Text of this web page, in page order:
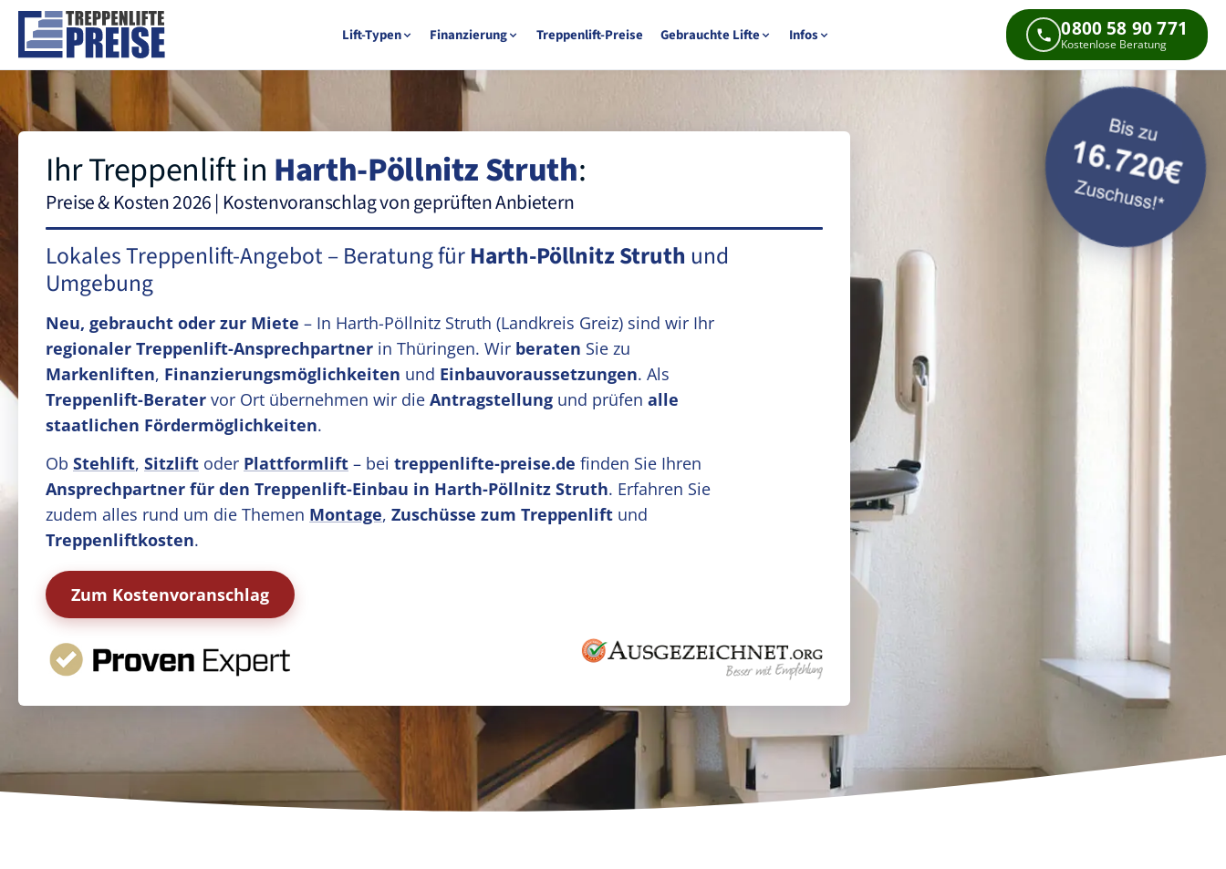
Lift-Typen Finanzierung Treppenlift-Preise Gebrauchte Lifte Infos 0800 58 90 771
Kostenlose Beratung
Ihr Treppenlift in Harth-Pöllnitz Struth:
Preise & Kosten 2026 | Kostenvoranschlag von geprüften Anbietern
Lokales Treppenlift-Angebot – Beratung fürHarth-Pöllnitz Struth und
Umgebung
Neu, gebraucht oder zur Miete – In Harth-Pöllnitz Struth (Landkreis Greiz) sind wir Ihr
regionaler Treppenlift-Ansprechpartner in Thüringen. Wir beraten Sie zu
Markenliften, Finanzierungsmöglichkeiten und Einbauvoraussetzungen. Als
Treppenlift-Berater vor Ort übernehmen wir die Antragstellung und prüfen alle
staatlichen Fördermöglichkeiten.
Ob Stehlift, Sitzlift oder Plattformlift – bei treppenlifte-preise.de finden Sie Ihren
Ansprechpartner für den Treppenlift-Einbau in Harth-Pöllnitz Struth. Erfahren Sie
zudem alles rund um die Themen Montage, Zuschüsse zum Treppenlift und
Treppenliftkosten.
Zum Kostenvoranschlag